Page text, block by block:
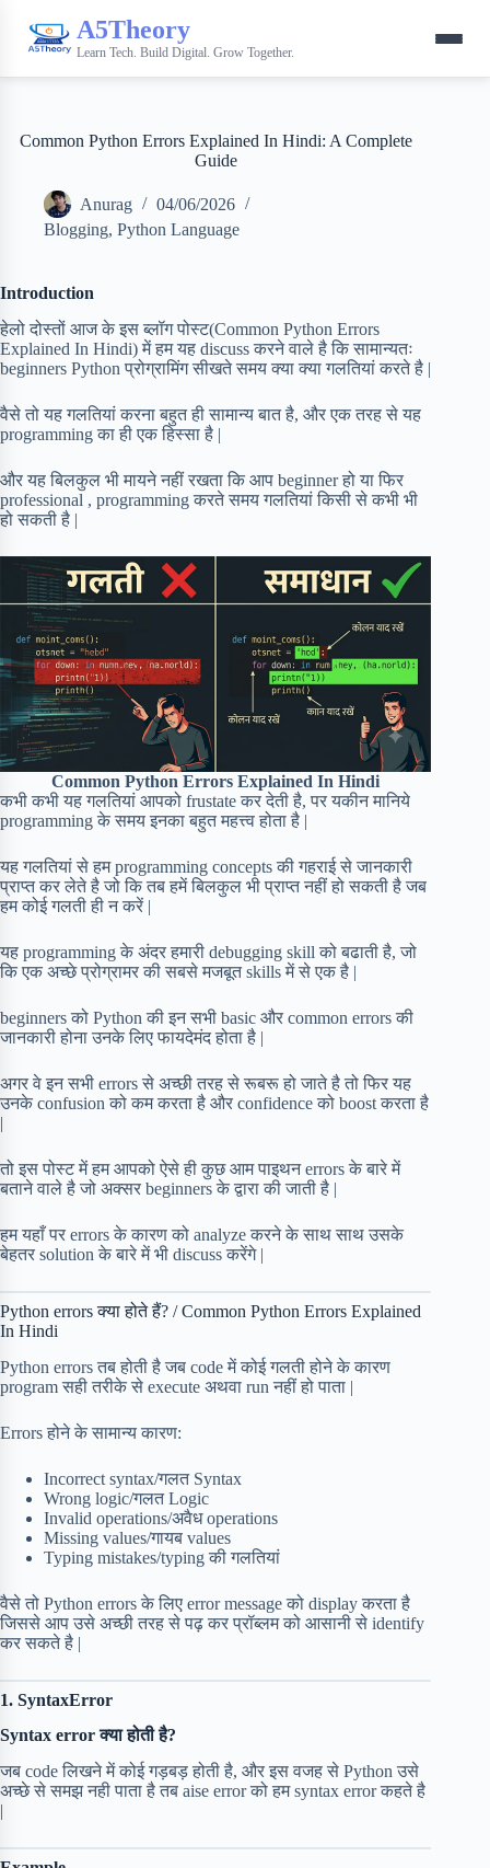
A5Theory
Learn Tech. Build Digital. Grow Together.
Common Python Errors Explained In Hindi: A Complete
Guide
Anurag
04/06/2026
Blogging, Python Language
Introduction
हेलो दोस्तों आज के इस ब्लॉग पोस्ट(Common Python Errors
Explained In Hindi) में हम यह discuss करने वाले है कि सामान्यतः
beginners Python प्रोग्रामिंग सीखते समय क्या क्या गलतियां करते है |
वैसे तो यह गलतियां करना बहुत ही सामान्य बात है, और एक तरह से यह
programming का ही एक हिस्सा है |
और यह बिलकुल भी मायने नहीं रखता कि आप beginner हो या फिर
professional , programming करते समय गलतियां किसी से कभी भी
हो सकती है |
Common Python Errors Explained In Hindi
कभी कभी यह गलतियां आपको frustate कर देती है, पर यकीन मानिये
programming के समय इनका बहुत महत्त्व होता है |
यह गलतियां से हम programming concepts की गहराई से जानकारी
प्राप्त कर लेते है जो कि तब हमें बिलकुल भी प्राप्त नहीं हो सकती है जब
हम कोई गलती ही न करें |
यह programming के अंदर हमारी debugging skill को बढाती है, जो
कि एक अच्छे प्रोग्रामर की सबसे मजबूत skills में से एक है |
beginners को Python की इन सभी basic और common errors की
जानकारी होना उनके लिए फायदेमंद होता है |
अगर वे इन सभी errors से अच्छी तरह से रूबरू हो जाते है तो फिर यह
उनके confusion को कम करता है और confidence को boost करता है
|
तो इस पोस्ट में हम आपको ऐसे ही कुछ आम पाइथन errors के बारे में
बताने वाले है जो अक्सर beginners के द्वारा की जाती है |
हम यहाँ पर errors के कारण को analyze करने के साथ साथ उसके
बेहतर solution के बारे में भी discuss करेंगे |
Python errors क्या होते हैं? / Common Python Errors Explained
In Hindi
Python errors तब होती है जब code में कोई गलती होने के कारण
program सही तरीके से execute अथवा run नहीं हो पाता |
Errors होने के सामान्य कारण:
Incorrect syntax/गलत Syntax
Wrong logic/गलत Logic
Invalid operations/अवैध operations
Missing values/गायब values
Typing mistakes/typing की गलतियां
वैसे तो Python errors के लिए error message को display करता है
जिससे आप उसे अच्छी तरह से पढ़ कर प्रॉब्लम को आसानी से identify
कर सकते है |
1. SyntaxError
Syntax error क्या होती है?
जब code लिखने में कोई गड़बड़ होती है, और इस वजह से Python उसे
अच्छे से समझ नही पाता है तब aise error को हम syntax error कहते है
|